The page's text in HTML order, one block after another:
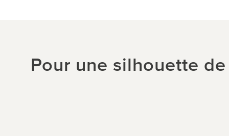
Pour une silhouette